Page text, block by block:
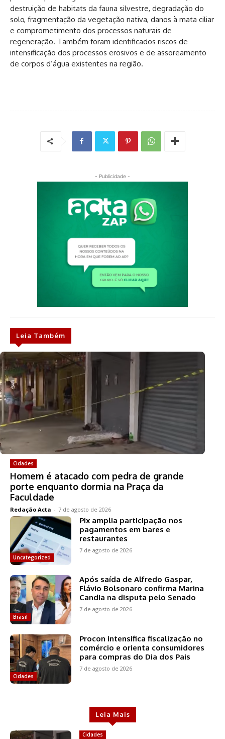
destruição de habitats da fauna silvestre, degradação do
solo, fragmentação da vegetação nativa, danos à mata ciliar
e comprometimento dos processos naturais de
regeneração. Também foram identificados riscos de
intensificação dos processos erosivos e de assoreamento
de corpos d’água existentes na região.
- Publicidade -
Leia Também
Cidades
Homem é atacado com pedra de grande
porte enquanto dormia na Praça da
Faculdade
Redação Acta - 7 de agosto de 2026
Uncategorized
Pix amplia participação nos
pagamentos em bares e
restaurantes
7 de agosto de 2026
Brasil
Após saída de Alfredo Gaspar,
Flávio Bolsonaro confirma Marina
Candia na disputa pelo Senado
7 de agosto de 2026
Cidades
Procon intensifica fiscalização no
comércio e orienta consumidores
para compras do Dia dos Pais
7 de agosto de 2026
Leia Mais
Cidades